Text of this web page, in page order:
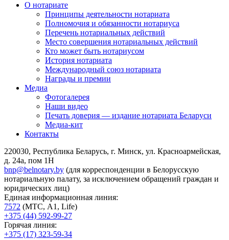
О нотариате
Принципы деятельности нотариата
Полномочия и обязанности нотариуса
Перечень нотариальных действий
Место совершения нотариальных действий
Кто может быть нотариусом
История нотариата
Международный союз нотариата
Награды и премии
Медиа
Фотогалерея
Наши видео
Печать доверия — издание нотариата Беларуси
Медиа-кит
Контакты
220030, Республика Беларусь, г. Минск, ул. Красноармейская,
д. 24а, пом 1Н
bnp@belnotary.by (для корреспонденции в Белорусскую
нотариальную палату, за исключением обращений граждан и
юридических лиц)
Единая информационная линия:
7572 (МТС, A1, Life)
+375 (44) 592-99-27
Горячая линия:
+375 (17) 323-59-34